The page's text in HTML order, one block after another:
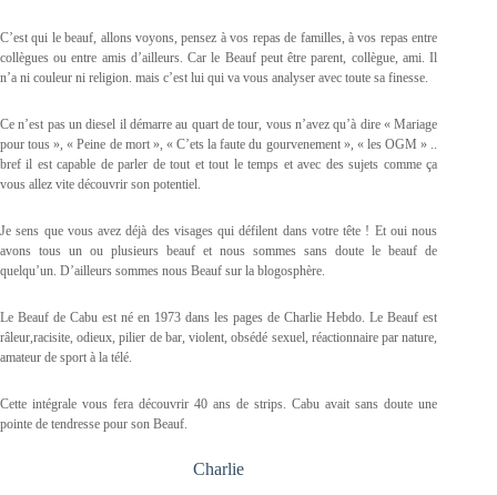
C’est qui le beauf, allons voyons, pensez à vos repas de familles, à vos repas entre
collègues ou entre amis d’ailleurs. Car le Beauf peut être parent, collègue, ami. Il
n’a ni couleur ni religion. mais c’est lui qui va vous analyser avec toute sa finesse.
Ce n’est pas un diesel il démarre au quart de tour, vous n’avez qu’à dire « Mariage
pour tous », « Peine de mort », « C’ets la faute du gourvenement », « les OGM » ..
bref il est capable de parler de tout et tout le temps et avec des sujets comme ça
vous allez vite découvrir son potentiel.
Je sens que vous avez déjà des visages qui défilent dans votre tête ! Et oui nous
avons tous un ou plusieurs beauf et nous sommes sans doute le beauf de
quelqu’un. D’ailleurs sommes nous Beauf sur la blogosphère.
Le Beauf de Cabu est né en 1973 dans les pages de Charlie Hebdo. Le Beauf est
râleur,racisite, odieux, pilier de bar, violent, obsédé sexuel, réactionnaire par nature,
amateur de sport à la télé.
Cette intégrale vous fera découvrir 40 ans de strips. Cabu avait sans doute une
pointe de tendresse pour son Beauf.
Charlie